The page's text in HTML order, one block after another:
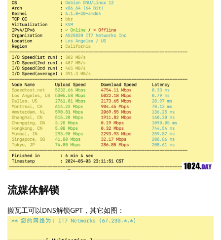
流媒体解锁
搬瓦工可以DNS解锁GPT，其它如图：